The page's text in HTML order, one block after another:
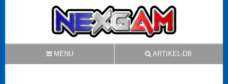
MENU ARTIKEL-DB